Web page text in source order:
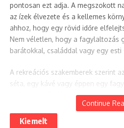
pontosan ezt adja. A megszokott
az ízek élvezete és a kellemes
ahhoz, hogy egy rövid időre
Nem véletlen, hogy a fagylaltozás
barátokkal, családdal vagy egy
A rekreációs szakemberek szerint
séta, egy kávé vagy éppen egy
kategóriájába
hatékony pillanatok, amelyek
segítenek feltöltődni.
Continue
Kiemelt